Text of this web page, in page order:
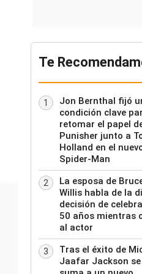
Te
1
Jon Bernthal fijó
condición clave
retomar el papel
Punisher junto a
Holland en el
Spider-Man
2
La esposa de
Willis habla de la
decisión de
50 años mientras
al actor
3
Tras el éxito de
Jaafar Jackson se